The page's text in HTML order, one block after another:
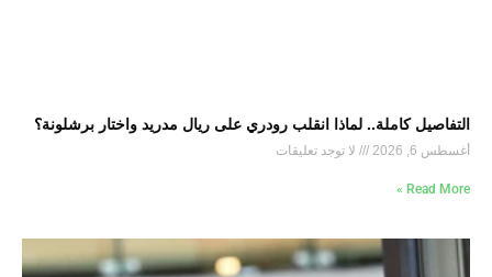
التفاصيل كاملة.. لماذا انقلب رودري على ريال مدريد واختار برشلونة؟
أغسطس 6, 2026 لا توجد تعليقات
Read More »